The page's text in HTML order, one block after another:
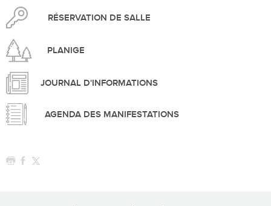
RÉSERVATION DE SALLE
PLANIGE
JOURNAL D'INFORMATIONS
AGENDA DES MANIFESTATIONS